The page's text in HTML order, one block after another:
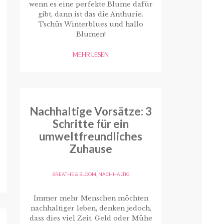
wenn es eine perfekte Blume dafür
gibt, dann ist das die Anthurie.
Tschüs Winterblues und hallo
Blumen!
MEHR LESEN
Nachhaltige Vorsätze: 3
Schritte für ein
umweltfreundliches
Zuhause
BREATHE & BLOOM NACHHALTIG
Immer mehr Menschen möchten
nachhaltiger leben, denken jedoch,
dass dies viel Zeit, Geld oder Mühe